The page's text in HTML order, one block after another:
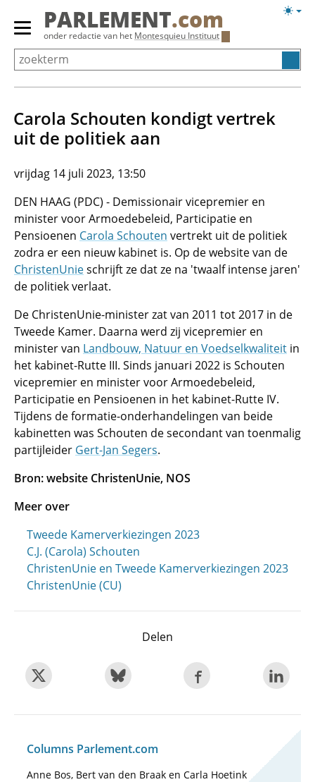
Overslaan
Primair
menu
tonen/verbergen
PARLEMENT.com
onder redactie van het Montesquieu Instituut
Carola Schouten kondigt vertrek
uit de politiek aan
vrijdag 14 juli 2023, 13:50
DEN HAAG (PDC) - Demissionair vicepremier en
minister voor Armoedebeleid, Participatie en
Pensioenen Carola Schouten vertrekt uit de politiek
zodra er een nieuw kabinet is. Op de website van de
ChristenUnieschrijft ze dat ze na 'twaalf intense jaren'
de politiek verlaat.
De ChristenUnie-minister zat van 2011 tot 2017 in de
Tweede Kamer. Daarna werd zij vicepremier en
minister van Landbouw, Natuur en Voedselkwaliteit in
het kabinet-Rutte III. Sinds januari 2022 is Schouten
vicepremier en minister voor Armoedebeleid,
Participatie en Pensioenen in het kabinet-Rutte IV.
Tijdens de formatie-onderhandelingen van beide
kabinetten was Schouten de secondant van toenmalig
partijleider Gert-Jan Segers.
Bron: website ChristenUnie, NOS
Meer over
Tweede Kamerverkiezingen 2023
C.J. (Carola) Schouten
ChristenUnie en Tweede Kamerverkiezingen 2023
ChristenUnie (CU)
Delen
Columns Parlement.com
Anne Bos, Bert van den Braak en Carla Hoetink